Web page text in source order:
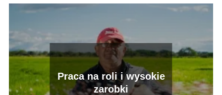
Praca na roli i wysokie
zarobki